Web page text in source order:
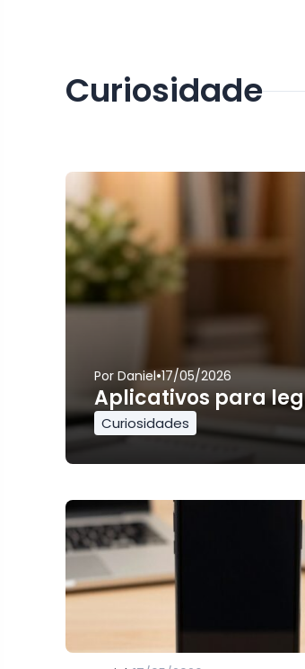
Curiosidade
Por Daniel•17/05/2026
Aplicativos para
Curiosidades